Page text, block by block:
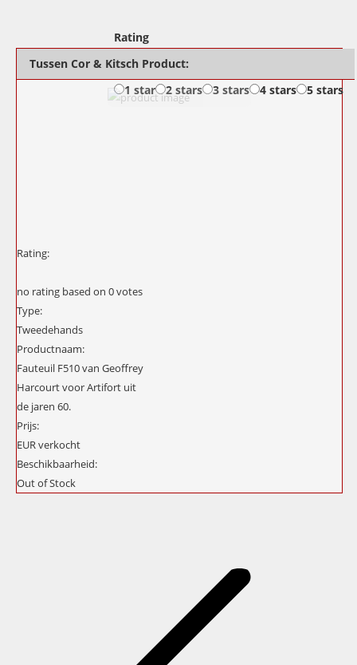
Tussen Cor & Kitsch Product:
Rating
1 star 2 stars 3 stars 4 stars 5 stars
Rating:
no rating based on 0votes
Type:
Tweedehands
Productnaam:
Fauteuil F510 van Geoffrey
Harcourt voor Artifort uit
de jaren 60.
Prijs:
EURverkocht
Beschikbaarheid:
Out of Stock